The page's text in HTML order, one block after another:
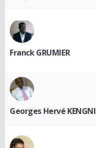
Franck GRUMIER
Georges Hervé KENGNI